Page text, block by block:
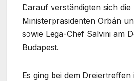
Darauf verständigten sich die
Ministerpräsidenten Orbán
sowie Lega-Chef Salvini am
Budapest.
Es ging bei dem Dreiertreffen